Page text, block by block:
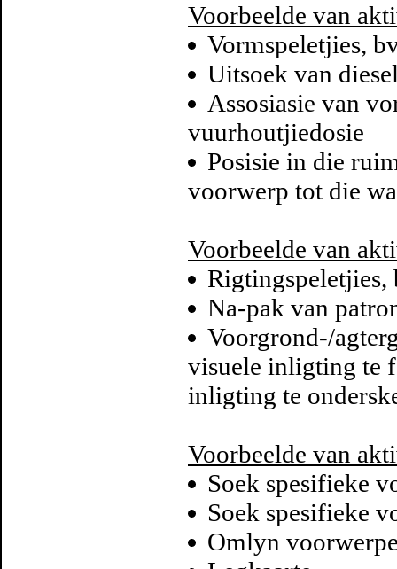
Voorbeelde van
Vormspeletjies,
Uitsoek van
Assosiasie van
vuurhoutjiedosie
Posisie in die
voorwerp tot die
Voorbeelde van
Rigtingspeletjies,
Na-pak van
Voorgrond-/
visuele inligting te
inligting te
Voorbeelde van
Soek spesifieke
Soek spesifieke
Omlyn